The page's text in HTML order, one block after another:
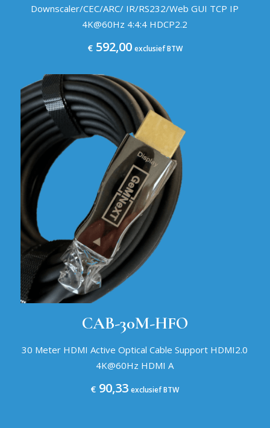
Downscaler/CEC/ARC/ IR/RS232/Web GUI TCP IP
4K@60Hz 4:4:4 HDCP2.2
€592,00 exclusief BTW
CAB-30M-HFO
30 Meter HDMI Active Optical Cable Support HDMI2.0
4K@60Hz HDMI A
€ 90,33 exclusief BTW